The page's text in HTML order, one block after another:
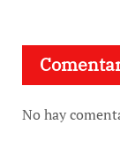
No hay